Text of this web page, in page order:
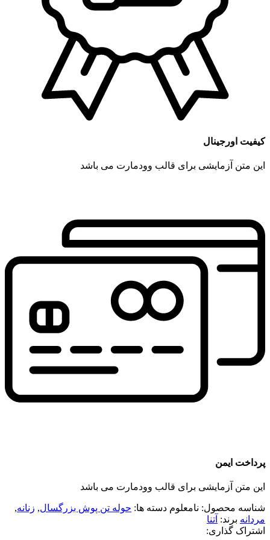
کیفیت اورجینال
این متن آزمایشی برای قالب وودمارت می باشد
پرداخت ایمن
این متن آزمایشی برای قالب وودمارت می باشد
شناسه محصول: نامعلوم دسته ها: حوله تن پوش بزرگسال, زنانه,
مردانه برند: آتنا
اشتراک گذاری: